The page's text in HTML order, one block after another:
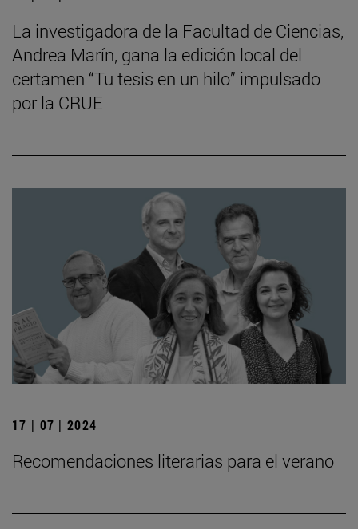
La investigadora de la Facultad de Ciencias,
Andrea Marín, gana la edición local del
certamen “Tu tesis en un hilo” impulsado
por la CRUE
17 | 07 | 2024
Recomendaciones literarias para el verano